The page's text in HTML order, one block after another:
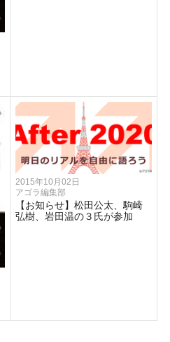
2015年10月02日
アゴラ編集部
【お知らせ】松田公太、駒崎
弘樹、岩田温の３氏が参加